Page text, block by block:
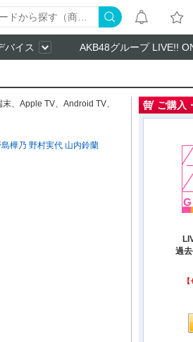
バイス AKB48グループ LIVE!!
末、 Apple TV、 Android TV、
樺乃 野村実代 山内鈴蘭
ご購入
過